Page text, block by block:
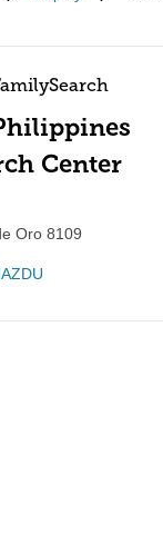
Center
Oro 8109